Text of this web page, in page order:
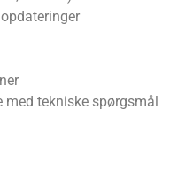
tekniske spørgsmål